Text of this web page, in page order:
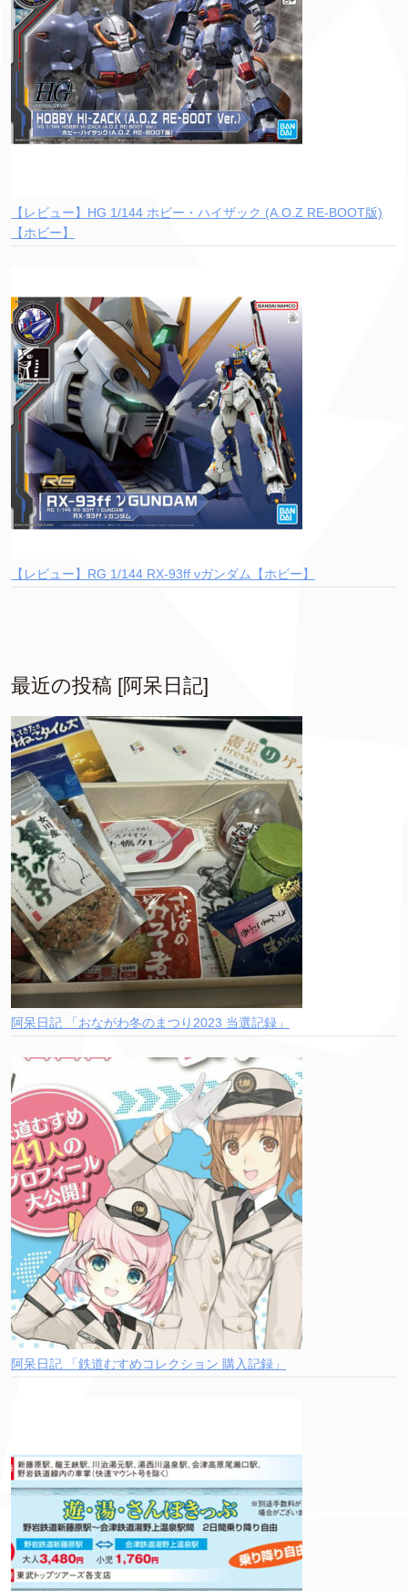
【レビュー】HG 1/144 ホビー・ハイザック (A.O.Z RE-BOOT版)
【ホビー】
【レビュー】RG 1/144 RX-93ff νガンダム【ホビー】
最近の投稿 [阿呆日記]
阿呆日記 「おながわ冬のまつり2023 当選記録」
阿呆日記 「鉄道むすめコレクション 購入記録」